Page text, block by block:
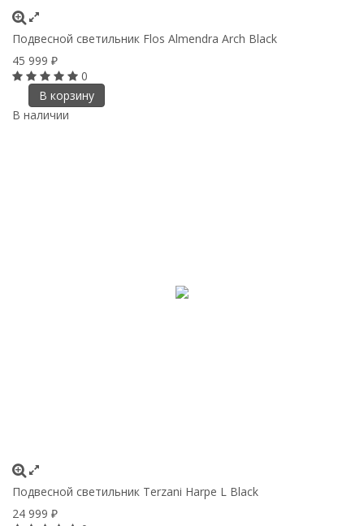
Подвесной светильник Flos Almendra Arch Black
45 999 ₽
0
В корзину
В наличии
Подвесной светильник Terzani Harpe L Black
24 999 ₽